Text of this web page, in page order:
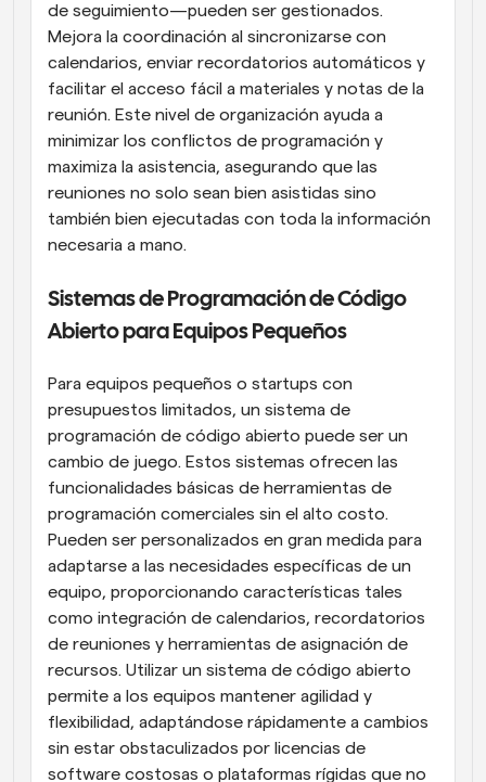
de seguimiento—pueden ser gestionados.
Mejora la coordinación al sincronizarse con
calendarios, enviar recordatorios automáticos y
facilitar el acceso fácil a materiales y notas de la
reunión. Este nivel de organización ayuda a
minimizar los conflictos de programación y
maximiza la asistencia, asegurando que las
reuniones no solo sean bien asistidas sino
también bien ejecutadas con toda la información
necesaria a mano.
Sistemas de Programación de Código
Abierto para Equipos Pequeños
Para equipos pequeños o startups con
presupuestos limitados, un sistema de
programación de código abierto puede ser un
cambio de juego. Estos sistemas ofrecen las
funcionalidades básicas de herramientas de
programación comerciales sin el alto costo.
Pueden ser personalizados en gran medida para
adaptarse a las necesidades específicas de un
equipo, proporcionando características tales
como integración de calendarios, recordatorios
de reuniones y herramientas de asignación de
recursos. Utilizar un sistema de código abierto
permite a los equipos mantener agilidad y
flexibilidad, adaptándose rápidamente a cambios
sin estar obstaculizados por licencias de
software costosas o plataformas rígidas que no